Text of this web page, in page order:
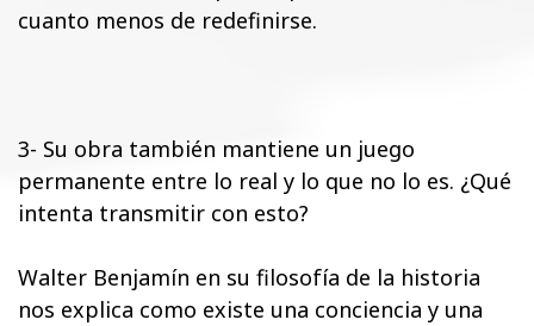
cuanto menos de redefinirse.
3- Su obra también mantiene un juego
permanente entre lo real y lo que no lo es. ¿Qué
intenta transmitir con esto?
Walter Benjamín en su filosofía de la historia
nos explica como existe una conciencia y una